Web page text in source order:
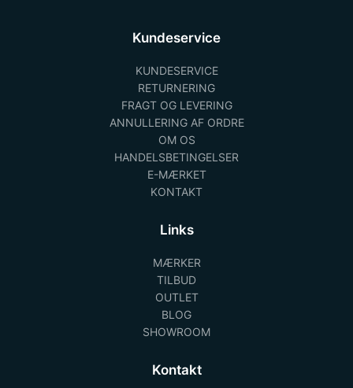
Kundeservice
KUNDESERVICE
RETURNERING
FRAGT OG LEVERING
ANNULLERING AF ORDRE
OM OS
HANDELSBETINGELSER
E-MÆRKET
KONTAKT
Links
MÆRKER
TILBUD
OUTLET
BLOG
SHOWROOM
Kontakt